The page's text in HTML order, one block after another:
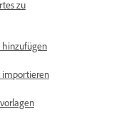
zu